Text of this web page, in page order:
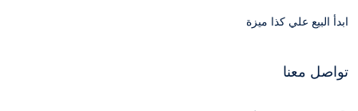
ابدأ البيع علي كذا ميزة
تواصل معنا